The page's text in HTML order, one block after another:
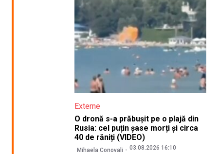
Externe
O dronă s-a prăbușit pe o plajă din
Rusia: cel puțin șase morți și circa
40 de răniți (VIDEO)
Mihaela Conovali 03.08.2026 16:10